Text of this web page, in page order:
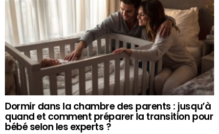
Dormir dans la chambre des parents : jusqu’à
quand et comment préparer la transition pour
bébé selon les experts ?